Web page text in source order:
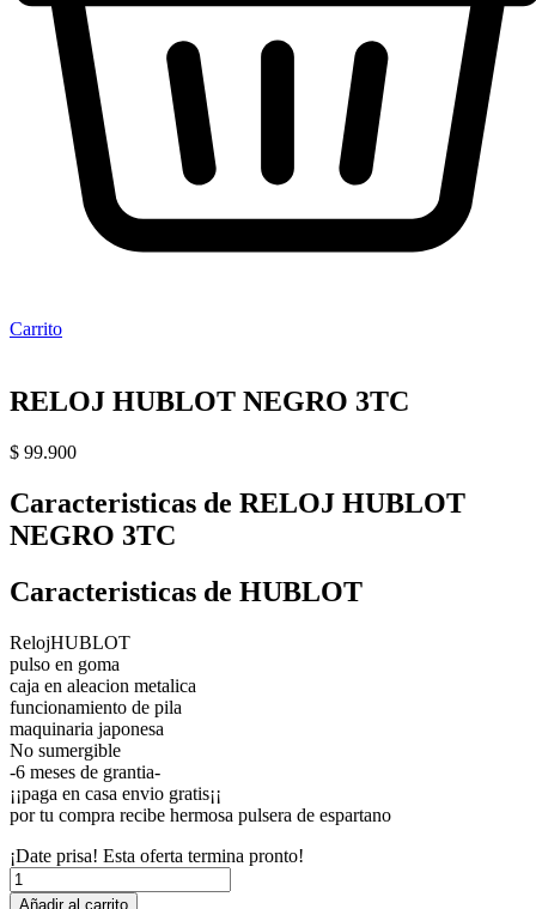
Carrito
RELOJ HUBLOT NEGRO 3TC
$ 99.900
Caracteristicas de RELOJ HUBLOT
NEGRO 3TC
Caracteristicas de HUBLOT
RelojHUBLOT
pulso en goma
caja en aleacion metalica
funcionamiento de pila
maquinaria japonesa
No sumergible
-6 meses de grantia-
¡¡paga en casa envio gratis¡¡
por tu compra recibe hermosa pulsera de espartano
¡Date prisa! Esta oferta termina pronto!
RELOJ
HUBLOT
Añadir al carrito